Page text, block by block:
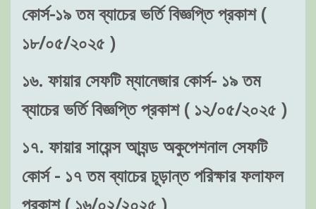
কোর্স-১৯ তম ব্যাচের ভর্তি বিজ্ঞপ্তি প্রকাশ (
১৮/০৫/২০২৫ )
১৬. ফায়ার সেফটি ম্যানেজার কোর্স- ১৯ তম
ব্যাচের ভর্তি বিজ্ঞপ্তি প্রকাশ ( ১২/০৫/২০২৫ )
১৭. ফায়ার সায়েন্স আ্যন্ড অকুপেশনাল সেফটি
কোর্স - ১৭ তম ব্যাচের চূড়ান্ত পরিক্ষার ফলাফল
প্রকাশ ( ১৬/০২/২০২৫ )